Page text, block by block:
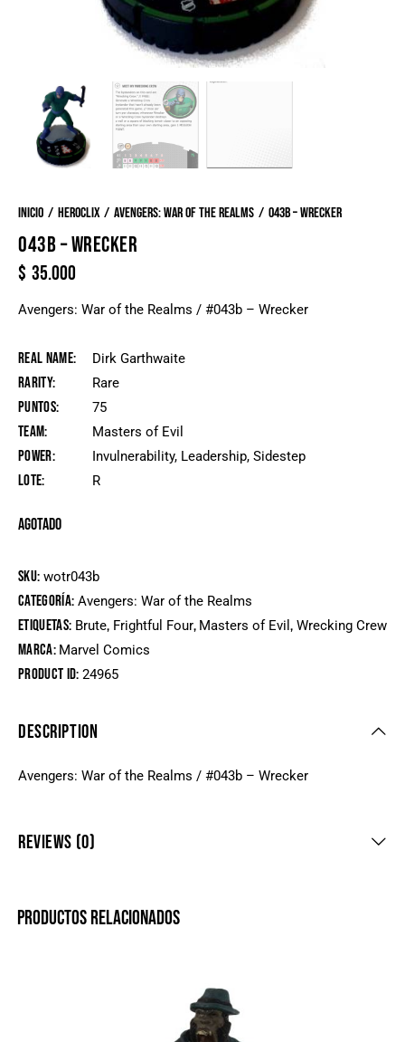
Inicio Heroclix Avengers: War of the Realms 043b – Wrecker
043B – WRECKER
$ 35.000
Avengers: War of the Realms / #043b – Wrecker
Real Name Dirk Garthwaite
Rarity Rare
Puntos 75
Team Masters of Evil
Power Invulnerability, Leadership, Sidestep
Lote R
Agotado
SKU: wotr043b
Categoría: Avengers: War of the Realms
Etiquetas: Brute, Frightful Four, Masters of Evil, Wrecking Crew
Marca: Marvel Comics
Product ID:24965
DESCRIPTION
Avengers: War of the Realms / #043b – Wrecker
REVIEWS (0)
PRODUCTOS RELACIONADOS